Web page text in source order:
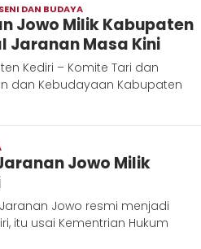
SENI DAN BUDAYA
Hadi
Jowo Milik Kabupaten
Jaranan Masa Kini
Kediri – Komite Tari dan
dan Kebudayaan Kabupaten
Hadi
Jowo Milik
Jowo resmi menjadi
itu usai Kementrian Hukum